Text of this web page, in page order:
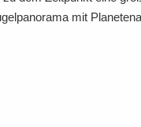
mit